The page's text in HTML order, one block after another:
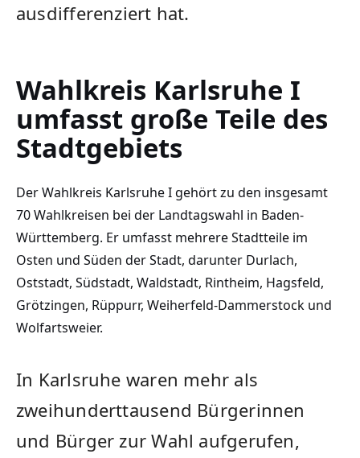
ausdifferenziert hat.
Wahlkreis Karlsruhe I
umfasst große Teile des
Stadtgebiets
Der Wahlkreis Karlsruhe I gehört zu den insgesamt
70 Wahlkreisen bei der Landtagswahl in Baden-
Württemberg. Er umfasst mehrere Stadtteile im
Osten und Süden der Stadt, darunter Durlach,
Oststadt, Südstadt, Waldstadt, Rintheim, Hagsfeld,
Grötzingen, Rüppurr, Weiherfeld-Dammerstock und
Wolfartsweier.
In Karlsruhe waren mehr als
zweihunderttausend Bürgerinnen
und Bürger zur Wahl aufgerufen,